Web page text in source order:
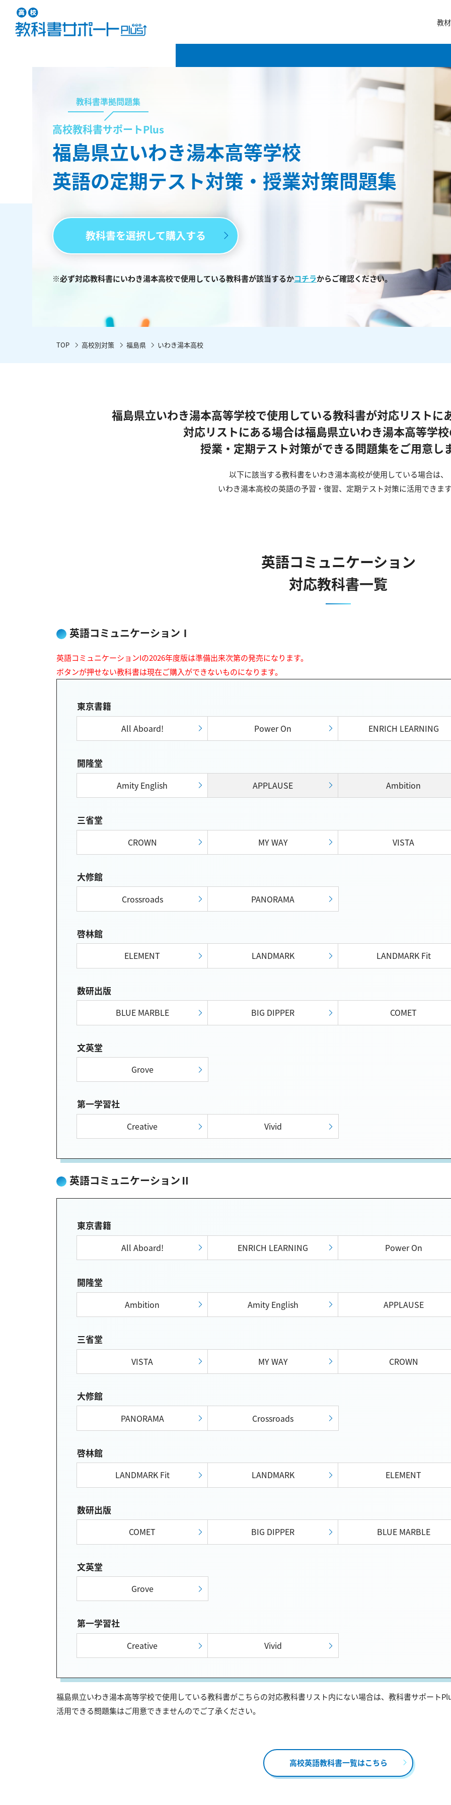
教
教科書準拠問題集
高校教科書サポートPlus
福島県立いわき湯本高等学校
英語の定期テスト対策・授業対策問題集
教科書を選択して購入する
※必ず対応教科書にいわき湯本高校で使用している教科書が該当するかコチラからご確認ください。
TOP 高校別対策 福島県 いわき湯本高校
福島県立いわき湯本高等学校で使用している教科書が対応リストに
対応リストにある場合は福島県立いわき湯本高等学
授業・定期テスト対策ができる問題集をご用意し
以下に該当する教科書をいわき湯本高校が使用している場合は、
いわき湯本高校の英語の予習・復習、定期テスト対策に活用できま
英語コミュニケーション
対応教科書一覧
英語コミュニケーションⅠ
英語コミュニケーションIの2026年度版は準備出来次第の発売になります。
ボタンが押せない教科書は現在ご購入ができないものになります。
東京書籍
All Aboard! Power On ENRICH LEARNING
開隆堂
Amity English APPLAUSE Ambition
三省堂
CROWN MY WAY VISTA
大修館
Crossroads PANORAMA
啓林館
ELEMENT LANDMARK LANDMARK Fit
数研出版
BLUE MARBLE BIG DIPPER COMET
文英堂
Grove
第一学習社
Creative Vivid
英語コミュニケーションⅡ
東京書籍
All Aboard! ENRICH LEARNING Power On
開隆堂
Ambition Amity English APPLAUSE
三省堂
VISTA MY WAY CROWN
大修館
PANORAMA Crossroads
啓林館
LANDMARK Fit LANDMARK ELEMENT
数研出版
COMET BIG DIPPER BLUE MARBLE
文英堂
Grove
第一学習社
Creative Vivid
福島県立いわき湯本高等学校で使用している教科書がこちらの対応教科書リスト内にない場合は、教科書サポート
活用できる問題集はご用意できませんのでご了承ください。
高校英語教科書一覧はこちら